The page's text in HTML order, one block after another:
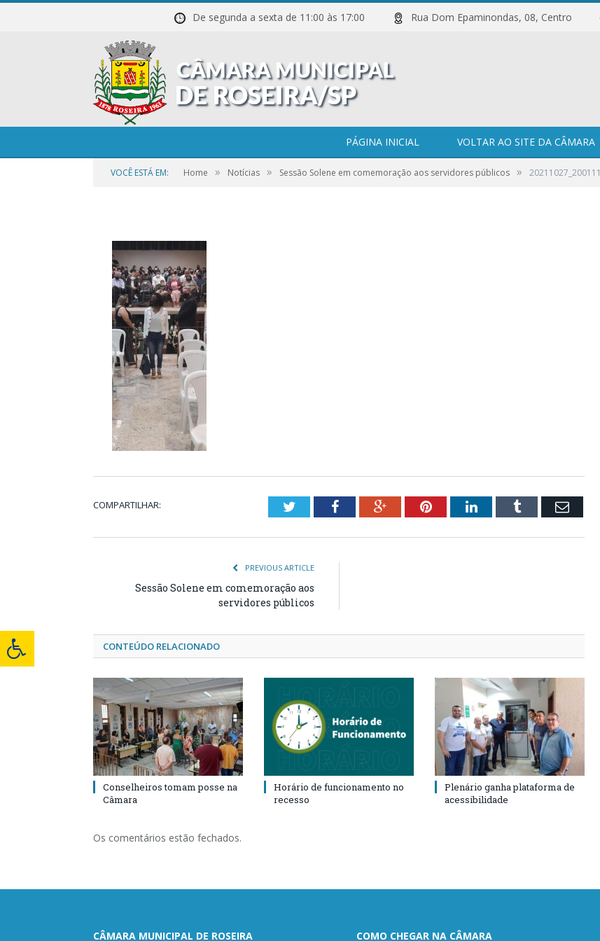
De segunda a sexta de 11:00 às 17:00 Rua Dom Epaminondas, 08, Centro
PÁGINA INICIAL VOLTAR AO SITE DA CÂMARA
VOCÊ ESTÁ EM: Home » Notícias » Sessão Solene em comemoração aos servidores públicos » 20211027_200111
COMPARTILHAR: TwitterFacebookGoogle+PinterestLinkedInTumblr Email
PREVIOUS ARTICLE
Sessão Solene em comemoração aos
servidores públicos
CONTEÚDO RELACIONADO
Conselheiros tomam posse na
Câmara
Horário de funcionamento no
recesso
Plenário ganha plataforma de
acessibilidade
Os comentários estão fechados.
CÂMARA MUNICIPAL DE ROSEIRA COMO CHEGAR NA CÂMARA